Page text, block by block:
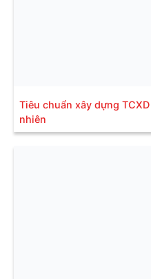
Tiêu chuẩn xây dựng
nhiên